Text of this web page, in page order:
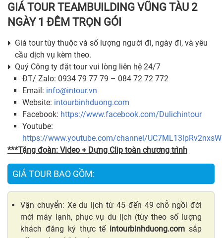
GIÁ TOUR TEAMBUILDING VŨNG TÀU 2
NGÀY 1 ĐÊM TRỌN GÓI
Giá tour tùy thuộc và số lượng người đi, ngày đi, và yêu
cầu dịch vụ kèm theo.
Quý Công ty đặt tour vui lòng liên hệ 24/7
ĐT/ Zalo: 0934 79 77 79 – 084 72 72 772
Email: info@intour.vn
Website: intourbinhduong.com
Facebook: https://www.facebook.com/Dulichintour
Youtube:
https://www.youtube.com/channel/
***Tặng đoàn: Video + Dựng Clip toàn chương trình
GIÁ TOUR BAO GỒM:
Vận chuyển: Xe du lịch từ 45 đến 49 chỗ ngồi đời
mới máy lạnh, phục vụ du lịch (tùy theo số lượng
khách đăng ký thực tế intourbinhduong.com sắp